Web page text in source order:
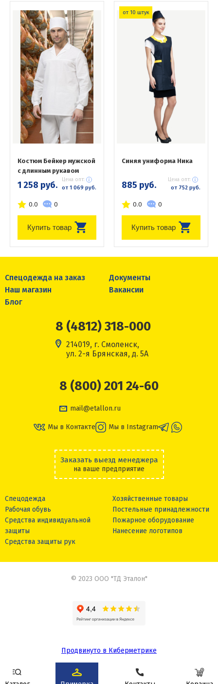
Костюм Бейкер мужской
с длинным рукавом
1 258 руб. Цена опт:
от 1 069 руб.
0.0 0
Купить товар
от 10 штук
Синяя униформа Ника
885 руб. Цена опт:
от 752 руб.
0.0 0
Купить товар
Спецодежда на заказ
Документы
Наш магазин
Вакансии
Блог
8 (4812) 318-000
214019, г. Смоленск,
ул. 2-я Брянская, д. 5А
8 (800) 201 24-60
mail@etallon.ru
Мы в Контакте Мы в Instagram
Заказать выезд менеджера
на ваше предприятие
Спецодежда
Рабочая обувь
Средства индивидуальной
защиты
Средства защиты рук
Хозяйственные товары
Постельные принадлежности
Пожарное оборудование
Нанесение логотипов
© 2023 ООО "ТД Эталон"
Продвинуто в Киберметрике
Сделано в